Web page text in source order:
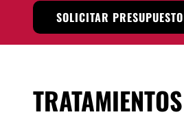
SOLICITAR PRESUPUESTO